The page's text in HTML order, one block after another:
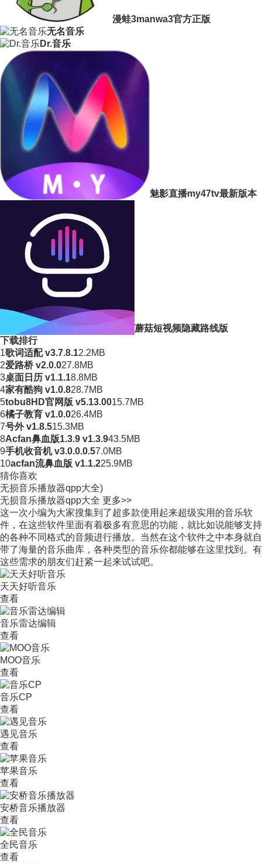
漫蛙3manwa3官方正版
无名音乐
Dr.音乐
魅影直播my47tv最新版本
蘑菇短视频隐藏路线版
下载排行
1歌词适配 v3.7.8.12.2MB
2爱路桥 v2.0.027.8MB
3桌面日历 v1.1.18.8MB
4家有酷狗 v1.0.828.7MB
5tobu8HD官网版 v5.13.0015.7MB
6橘子教育 v1.0.026.4MB
7号外 v1.8.515.3MB
8Acfan鼻血版1.3.9 v1.3.943.5MB
9手机收音机 v3.0.0.0.57.0MB
10acfan流鼻血版 v1.1.225.9MB
猜你喜欢
无损音乐播放器qpp大全)
无损音乐播放器qpp大全 更多>>
这一次小编为大家搜集到了超多款使用起来超级实用的音乐软
件，在这些软件里面有着极多有意思的功能，就比如说能够支持
的各种不同格式的音频进行播放。当然在这个软件之中本身就自
带了海量的音乐曲库，各种类型的音乐你都能够在这里找到。有
这些需求的朋友们赶紧一起来试试吧。
天天好听音乐
查看
音乐雷达编辑
查看
MOO音乐
查看
音乐CP
查看
遇见音乐
查看
苹果音乐
查看
安桥音乐播放器
查看
全民音乐
查看